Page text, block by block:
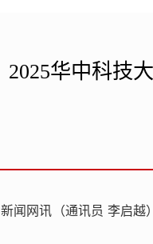
2025华中科技
新闻网讯（通讯员 李启越